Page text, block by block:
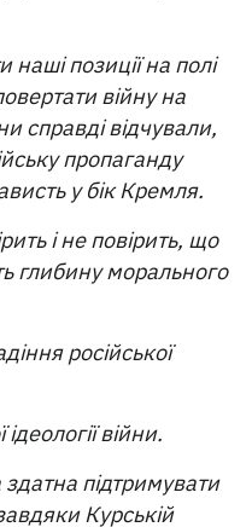
позиції на полі
війну на
справді відчували,
пропаганду
у бік Кремля.
і не повірить, що
глибину морального
російської
війни.
здатна підтримувати
Курській